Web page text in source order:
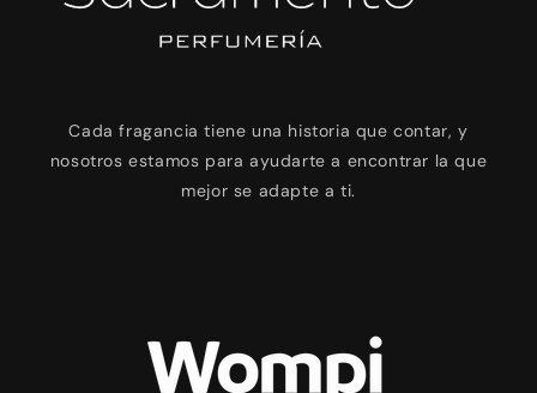
Cada fragancia tiene una historia que contar, y
nosotros estamos para ayudarte a encontrar la que
mejor se adapte a ti.